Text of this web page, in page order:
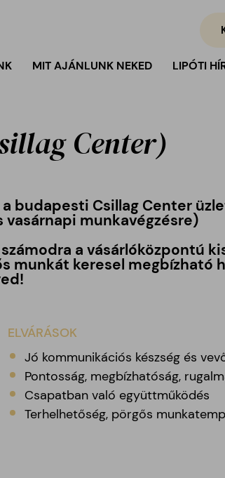
MIT AJÁNLUNK NEKED LIPÓTI
Center)
budapesti Csillag Center
vasárnapi munkavégzésre)
a vásárlóközpontú
munkát keresel megbízható
ELVÁRÁSOK
Jó kommunikációs készség és
Pontosság, megbízhatóság,
Csapatban való együttműködés
Terhelhetőség, pörgős